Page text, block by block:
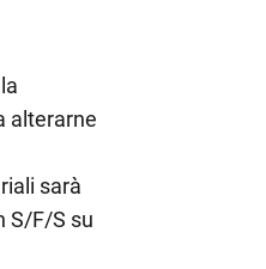
alterarne
sarà
S/F/S su